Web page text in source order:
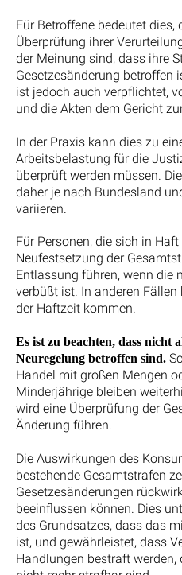
Für Betroffene bedeutet
Überprüfung ihrer
der Meinung sind, dass ihre
Gesetzesänderung betroffen
ist jedoch auch verpflichtet,
und die Akten dem Gericht
In der Praxis kann dies zu
Arbeitsbelastung für die
überprüft werden müssen.
daher je nach Bundesland
variieren.
Für Personen, die sich in
Neufestsetzung der
Entlassung führen, wenn die
verbüßt ist. In anderen
der Haftzeit kommen.
Es ist zu beachten, dass nicht
Neuregelung betroffen sind.
Handel mit großen Mengen
Minderjährige bleiben
wird eine Überprüfung der
Änderung führen.
Die Auswirkungen des
bestehende Gesamtstrafen
Gesetzesänderungen
beeinflussen können. Dies
des Grundsatzes, dass das
ist, und gewährleistet, dass
Handlungen bestraft